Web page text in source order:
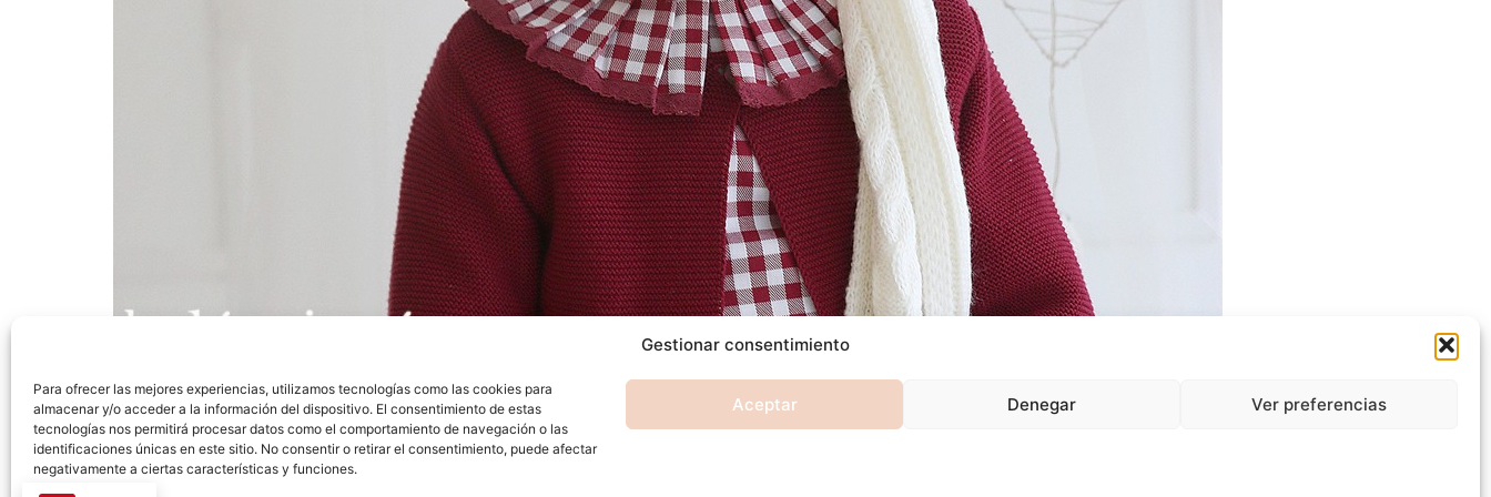
Gestionar consentimiento
Para ofrecer las mejores experiencias, utilizamos tecnologías como las cookies para
almacenar y/o acceder a la información del dispositivo. El consentimiento de estas
tecnologías nos permitirá procesar datos como el comportamiento de navegación o las
identificaciones únicas en este sitio. No consentir o retirar el consentimiento, puede afectar
negativamente a ciertas características y funciones.
Aceptar Denegar Ver preferencias
Etiquetadoestudio fotográfico,fotografias de estudio de navidad